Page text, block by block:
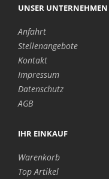
UNSER UNTERNEHMEN
Anfahrt
Stellenangebote
Kontakt
Impressum
Datenschutz
AGB
IHR EINKAUF
Warenkorb
Top Artikel